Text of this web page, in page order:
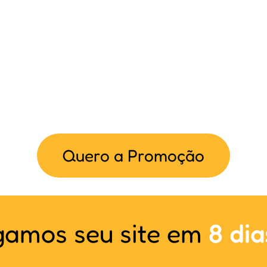
Quero a Promoção
seu site em 8